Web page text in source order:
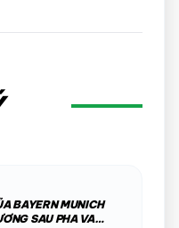
BAYERN MUNICH
SAU PHA VA